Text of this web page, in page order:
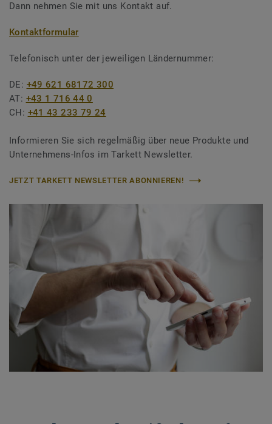
Dann nehmen Sie mit uns Kontakt auf.
Kontaktformular
Telefonisch unter der jeweiligen Ländernummer:
DE: +49 621 68172 300
AT: +43 1 716 44 0
CH: +41 43 233 79 24
Informieren Sie sich regelmäßig über neue Produkte und
Unternehmens-Infos im Tarkett Newsletter.
JETZT TARKETT NEWSLETTER ABONNIEREN!